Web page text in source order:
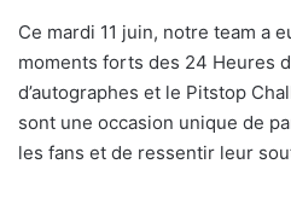
Ce mardi 11 juin, notre team a
moments forts des 24 Heures
d’autographes et le Pitstop
sont une occasion unique de
les fans et de ressentir leur